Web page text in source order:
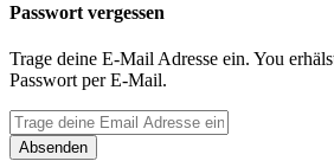
Passwort vergessen
Trage deine E-Mail Adresse ein. You
Passwort per E-Mail.
Absenden